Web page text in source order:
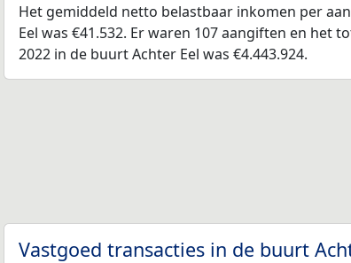
Het gemiddeld netto belastbaar inkomen per
Eel was €41.532. Er waren 107 aangiften en het
2022 in de buurt Achter Eel was €4.443.924.
Vastgoed transacties in de buurt